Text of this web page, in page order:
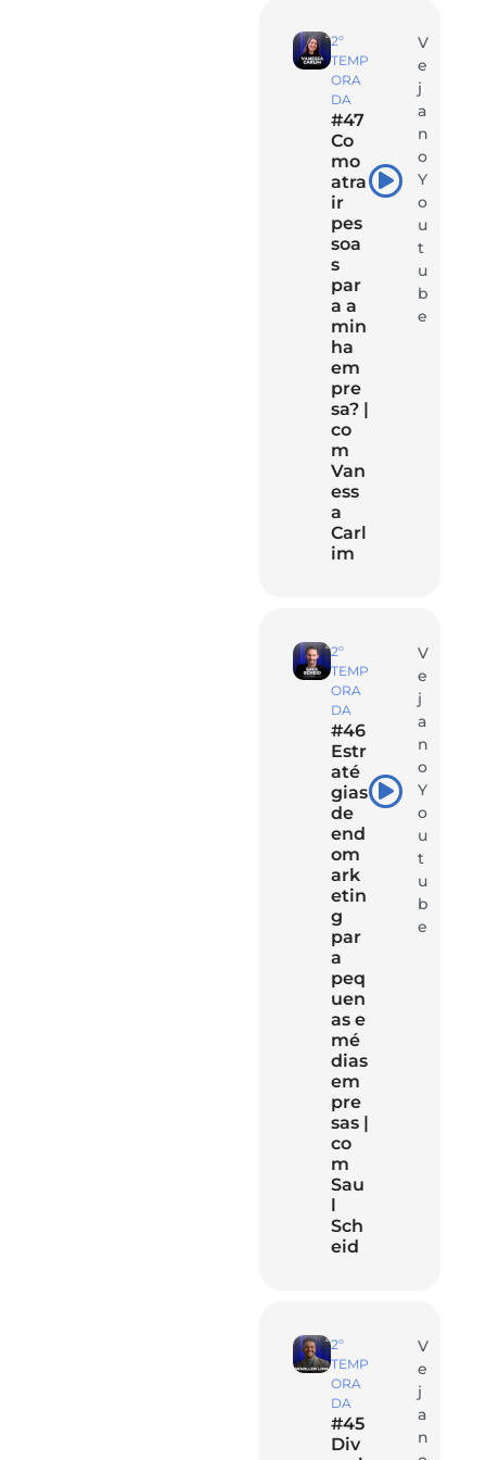
2º
TEMP
ORA
DA
#47
Co
mo
atra
ir
pes
soa
s
par
a a
min
ha
em
pre
sa? |
co
m
Van
ess
a
Carl
im
V
e
j
a
n
o
Y
o
u
t
u
b
e
2º
TEMP
ORA
DA
#46
Estr
até
gias
de
end
om
ark
etin
g
par
a
peq
uen
as e
mé
dias
em
pre
sas |
co
m
Sau
l
Sch
eid
V
e
j
a
n
o
Y
o
u
t
u
b
e
2º
TEMP
ORA
DA
#45
Div
V
e
j
a
n